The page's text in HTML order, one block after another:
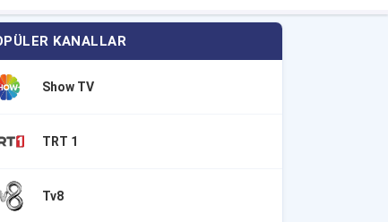
KANALLAR
Show TV
TRT 1
Tv8